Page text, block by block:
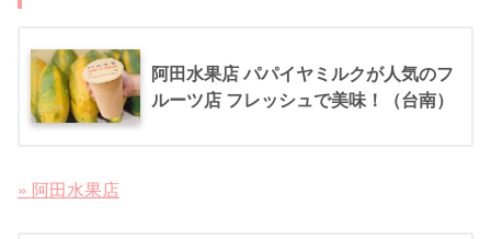
阿田水果店 パパイヤミルクが人気のフ
ルーツ店 フレッシュで美味！（台南）
» 阿田水果店